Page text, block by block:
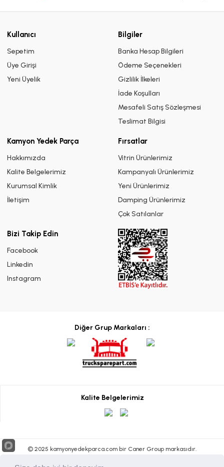
Kullanıcı
Sepetim
Üye Girişi
Yeni Üyelik
Bilgiler
Banka Hesap Bilgileri
Ödeme Seçenekleri
Gizlilik İlkeleri
İade Koşulları
Mesafeli Satış Sözleşmesi
Teslimat Bilgisi
Kamyon Yedek Parça
Hakkımızda
Kalite Belgelerimiz
Kurumsal Kimlik
İletişim
Fırsatlar
Vitrin Ürünlerimiz
Kampanyalı Ürünlerimiz
Yeni Ürünlerimiz
Damping Ürünlerimiz
Çok Satılanlar
Bizi Takip Edin
Facebook
Linkedin
Instagram
Diğer Grup Markaları :
Kalite Belgelerimiz
© 2025 kamyonyedekparca.com bir Caner Group markasıdır.